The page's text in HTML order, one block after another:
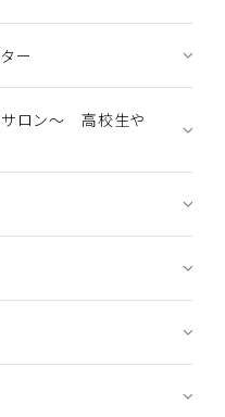
ー
ロン～ 高校生や